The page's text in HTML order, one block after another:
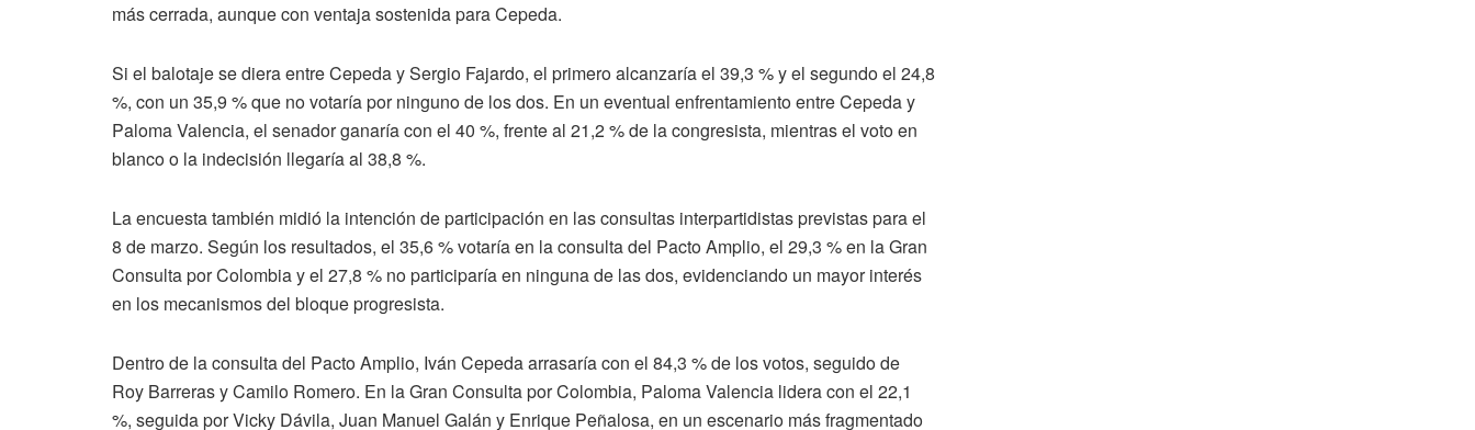
más cerrada, aunque con ventaja sostenida para Cepeda.
Si el balotaje se diera entre Cepeda y Sergio Fajardo, el primero alcanzaría el 39,3 % y el segundo el 24,8
%, con un 35,9 % que no votaría por ninguno de los dos. En un eventual enfrentamiento entre Cepeda y
Paloma Valencia, el senador ganaría con el 40 %, frente al 21,2 % de la congresista, mientras el voto en
blanco o la indecisión llegaría al 38,8 %.
La encuesta también midió la intención de participación en las consultas interpartidistas previstas para el
8 de marzo. Según los resultados, el 35,6 % votaría en la consulta del Pacto Amplio, el 29,3 % en la Gran
Consulta por Colombia y el 27,8 % no participaría en ninguna de las dos, evidenciando un mayor interés
en los mecanismos del bloque progresista.
Dentro de la consulta del Pacto Amplio, Iván Cepeda arrasaría con el 84,3 % de los votos, seguido de
Roy Barreras y Camilo Romero. En la Gran Consulta por Colombia, Paloma Valencia lidera con el 22,1
%, seguida por Vicky Dávila, Juan Manuel Galán y Enrique Peñalosa, en un escenario más fragmentado